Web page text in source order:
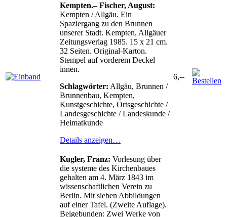
Kempten.– Fischer, August:
Kempten / Allgäu. Ein
Spaziergang zu den Brunnen
unserer Stadt. Kempten, Allgäuer
Zeitungsverlag 1985. 15 x 21 cm.
32 Seiten. Original-Karton.
Stempel auf vorderem Deckel
innen.
Schlagwörter: Allgäu, Brunnen /
Brunnenbau, Kempten,
Kunstgeschichte, Ortsgeschichte /
Landesgeschichte / Landeskunde /
Heimatkunde
Details anzeigen…
6,--
Kugler, Franz: Vorlesung über
die systeme des Kirchenbaues
gehalten am 4. März 1843 im
wissenschaftlichen Verein zu
Berlin. Mit sieben Abbildungen
auf einer Tafel. (Zweite Auflage).
Beigebunden: Zwei Werke von